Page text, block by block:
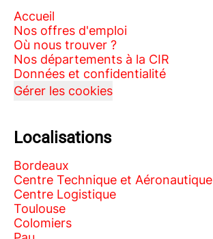
Accueil
Nos offres d'emploi
Où nous trouver ?
Nos départements à la CIR
Données et confidentialité
Gérer les cookies
Localisations
Bordeaux
Centre Technique et Aéronautique
Centre Logistique
Toulouse
Colomiers